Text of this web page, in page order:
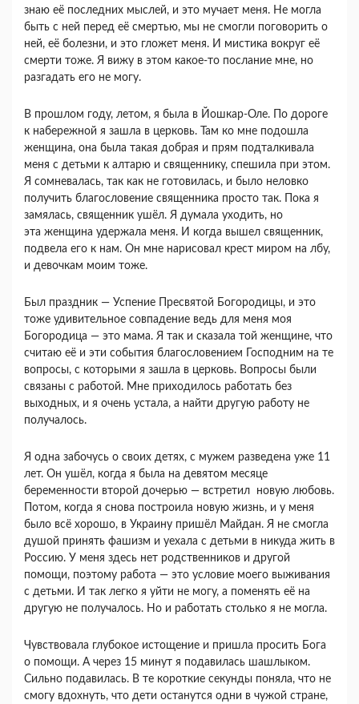
знаю её последних мыслей, и это мучает меня. Не могла
быть с ней перед её смертью, мы не смогли поговорить о
ней, её болезни, и это гложет меня. И мистика вокруг её
смерти тоже. Я вижу в этом какое-то послание мне, но
разгадать его не могу.
В прошлом году, летом, я была в Йошкар-Оле. По дороге
к набережной я зашла в церковь. Там ко мне подошла
женщина, она была такая добрая и прям подталкивала
меня с детьми к алтарю и священнику, спешила при этом.
Я сомневалась, так как не готовилась, и было неловко
получить благословение священника просто так. Пока я
замялась, священник ушёл. Я думала уходить, но
эта женщина удержала меня. И когда вышел священник,
подвела его к нам. Он мне нарисовал крест миром на лбу,
и девочкам моим тоже.
Был праздник — Успение Пресвятой Богородицы, и это
тоже удивительное совпадение ведь для меня моя
Богородица — это мама. Я так и сказала той женщине, что
считаю её и эти события благословением Господним на те
вопросы, с которыми я зашла в церковь. Вопросы были
связаны с работой. Мне приходилось работать без
выходных, и я очень устала, а найти другую работу не
получалось.
Я одна забочусь о своих детях, с мужем разведена уже 11
лет. Он ушёл, когда я была на девятом месяце
беременности второй дочерью — встретил новую любовь.
Потом, когда я снова построила новую жизнь, и у меня
было всё хорошо, в Украину пришёл Майдан. Я не смогла
душой принять фашизм и уехала с детьми в никуда жить в
Россию. У меня здесь нет родственников и другой
помощи, поэтому работа — это условие моего выживания
с детьми. И так легко я уйти не могу, а поменять её на
другую не получалось. Но и работать столько я не могла.
Чувствовала глубокое истощение и пришла просить Бога
о помощи. А через 15 минут я подавилась шашлыком.
Сильно подавилась. В те короткие секунды поняла, что не
смогу вдохнуть, что дети останутся одни в чужой стране,